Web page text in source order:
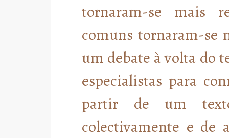
tornaram-se mais
comuns tornaram-se
um debate à volta do
especialistas para
partir de um
colectivamente e de